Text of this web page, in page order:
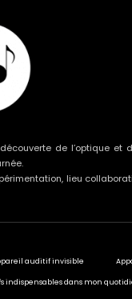
de l’optique et
lieu
auditif invisible
indispensables dans mon